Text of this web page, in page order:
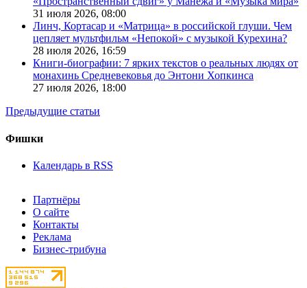
31 июля 2026, 08:00
Линч, Кортасар и «Матрица» в российской глуши. Чем
цепляет мультфильм «Непокой» с музыкой Курехина?
28 июля 2026, 16:59
Книги-биографии: 7 ярких текстов о реальных людях от
монахинь Средневековья до Энтони Хопкинса
27 июля 2026, 18:00
Предыдущие статьи
Фишки
Календарь в RSS
Партнёры
О сайте
Контакты
Реклама
Бизнес-трибуна